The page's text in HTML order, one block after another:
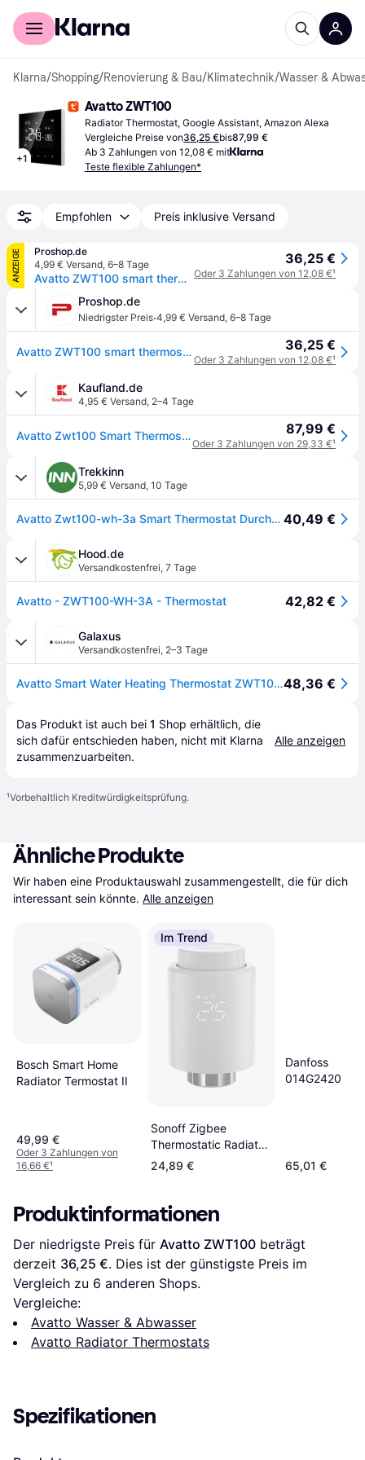
Für Shopper
Klarna/Shopping/Renovierung & Bau/Klimatechnik/Wasser &
+1
Avatto ZWT100
Radiator Thermostat, Google Assistant, Amazon Alexa
Vergleiche Preise von36,25 €bis87,99 €
Ab 3 Zahlungen von 12,08 € mit
Teste flexible Zahlungen*
Empfohlen Preis inklusive Versand
ANZEIGE
Proshop.de
4,99 € Versand, 6–8 Tage
Avatto ZWT100 smart thermostat 3A ZigBee water heater TUYA
36,25 €
Oder 3 Zahlungen von 12,08 €¹
Proshop.de
Niedrigster Preis·4,99 € Versand, 6–8 Tage
Avatto ZWT100 smart thermostat 3A ZigBee water heater TUYA 36,25 €
Oder 3 Zahlungen von 12,08 €¹
Kaufland.de
4,95 € Versand, 2–4 Tage
Avatto Zwt100 Smart Thermostat 3A Zigbee Tuya Warmwasserbereiter 87,99 €
Oder 3 Zahlungen von 29,33 €¹
Trekkinn
5,99 € Versand, 10 Tage
Avatto Zwt100-wh-3a Smart Thermostat Durchsichtig 40,49 €
Hood.de
Versandkostenfrei, 7 Tage
Avatto - ZWT100-WH-3A - Thermostat 42,82 €
Galaxus
Versandkostenfrei, 2–3 Tage
Avatto Smart Water Heating Thermostat ZWT100 3A Zigbee Tuya, Thermostat, Weiss48,36 €
Das Produkt ist auch bei 1 Shop erhältlich, die
sich dafür entschieden haben, nicht mit Klarna
zusammenzuarbeiten.
Alle anzeigen
¹Vorbehaltlich Kreditwürdigkeitsprüfung.
Ähnliche Produkte
Wir haben eine Produktauswahl zusammengestellt, die für dich
interessant sein könnte. Alle anzeigen
Bosch Smart Home
Radiator Termostat II
49,99 €
Oder 3 Zahlungen von
16,66 €¹
Im Trend
Sonoff Zigbee
Thermostatic Radiator
Valve
24,89 €
Danfoss
014G2420
65,01 €
Produktinformationen
Der niedrigste Preis für Avatto ZWT100 beträgt
derzeit 36,25 €. Dies ist der günstigste Preis im
Vergleich zu 6 anderen Shops.
Vergleiche:
Avatto Wasser & Abwasser
Avatto Radiator Thermostats
Spezifikationen